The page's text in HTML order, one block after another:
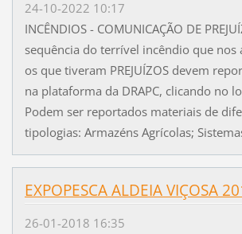
24-10-2022 10:17
INCÊNDIOS - COMUNICAÇÃO DE
sequência do terrível incêndio que nos
os que tiveram PREJUÍZOS devem
na plataforma da DRAPC, clicando no
Podem ser reportados materiais de
tipologias: Armazéns Agrícolas;
EXPOPESCA ALDEIA VIÇOSA
26-01-2018 16:35